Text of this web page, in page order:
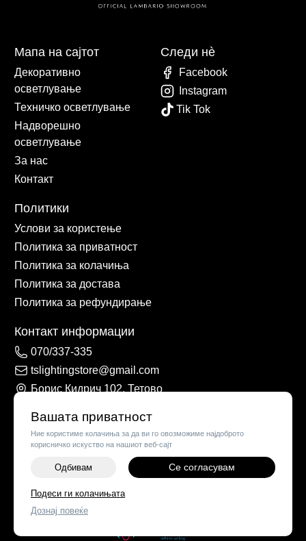
Вашата приватност
Ние користиме колачиња за да ви го овозможиме најдоброто
корисничко искуство на нашиот веб-сајт
Одбивам Се согласувам
Подеси ги колачињата
Дознај повеќе
+
Мапа на сајтот
Декоративно
осветлување
Техничко осветлување
Надворешно
осветлување
За нас
Контакт
Политики
Услови за користење
Политика за приватност
Политика за колачиња
Политика за достава
Политика за рефундирање
Контакт информации
070/337-335
tslightingstore@gmail.com
Борис Кидрич 102, Тетово
Следи нè
Facebook
Instagram
Tik Tok
©2026
Поставки за колачиња